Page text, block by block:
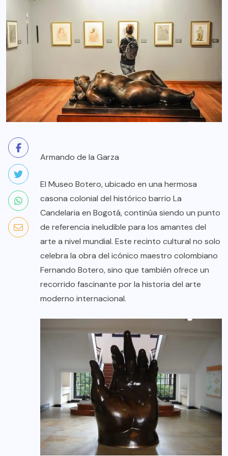
Armando de la Garza
El Museo Botero, ubicado en una hermosa
casona colonial del histórico barrio La
Candelaria en Bogotá, continúa siendo un punto
de referencia ineludible para los amantes del
arte a nivel mundial. Este recinto cultural no solo
celebra la obra del icónico maestro colombiano
Fernando Botero, sino que también ofrece un
recorrido fascinante por la historia del arte
moderno internacional.